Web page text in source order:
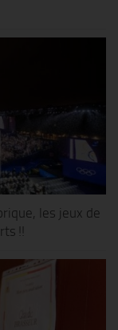
les jeux de
!!